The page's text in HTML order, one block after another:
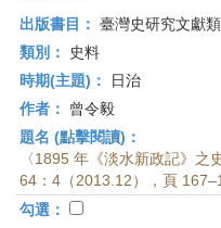
出版書目： 臺灣史研究文獻
類別：
史料
時期(主題)：
日治
作者：
曾令毅
題名 (點擊閱讀)：
〈1895 年《淡水新政記》之
64：4（2013.12），頁
勾選：